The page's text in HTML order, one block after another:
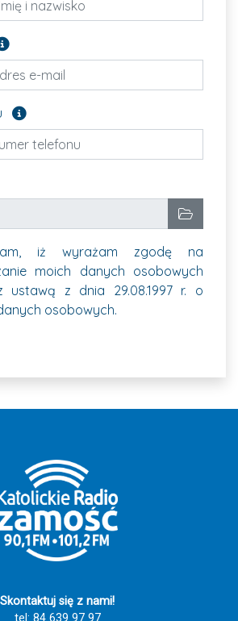
Pole opcjonalne
Pole opcjonalne
pliki, które chcesz wysłać. Pole
Wybierz
iż wyrażam zgodę na
moich danych osobowych
ustawą z dnia 29.08.1997 r. o
osobowych.
Skontaktuj się z nami!
tel: 84 639 97 97